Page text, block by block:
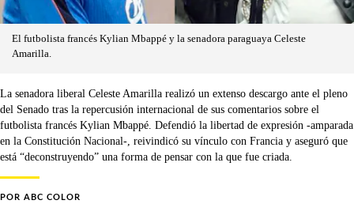
El futbolista francés Kylian Mbappé y la senadora paraguaya Celeste
Amarilla.
La senadora liberal Celeste Amarilla realizó un extenso descargo ante el pleno
del Senado tras la repercusión internacional de sus comentarios sobre el
futbolista francés Kylian Mbappé. Defendió la libertad de expresión -amparada
en la Constitución Nacional-, reivindicó su vínculo con Francia y aseguró que
está “deconstruyendo” una forma de pensar con la que fue criada.
POR ABC COLOR